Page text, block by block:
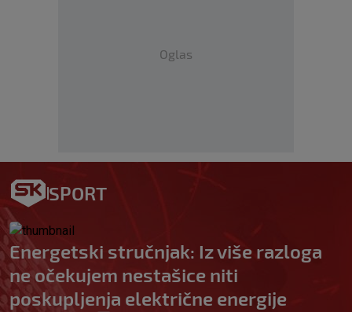
Oglas
SPORT
Energetski stručnjak: Iz više razloga
ne očekujem nestašice niti
poskupljenja električne energije